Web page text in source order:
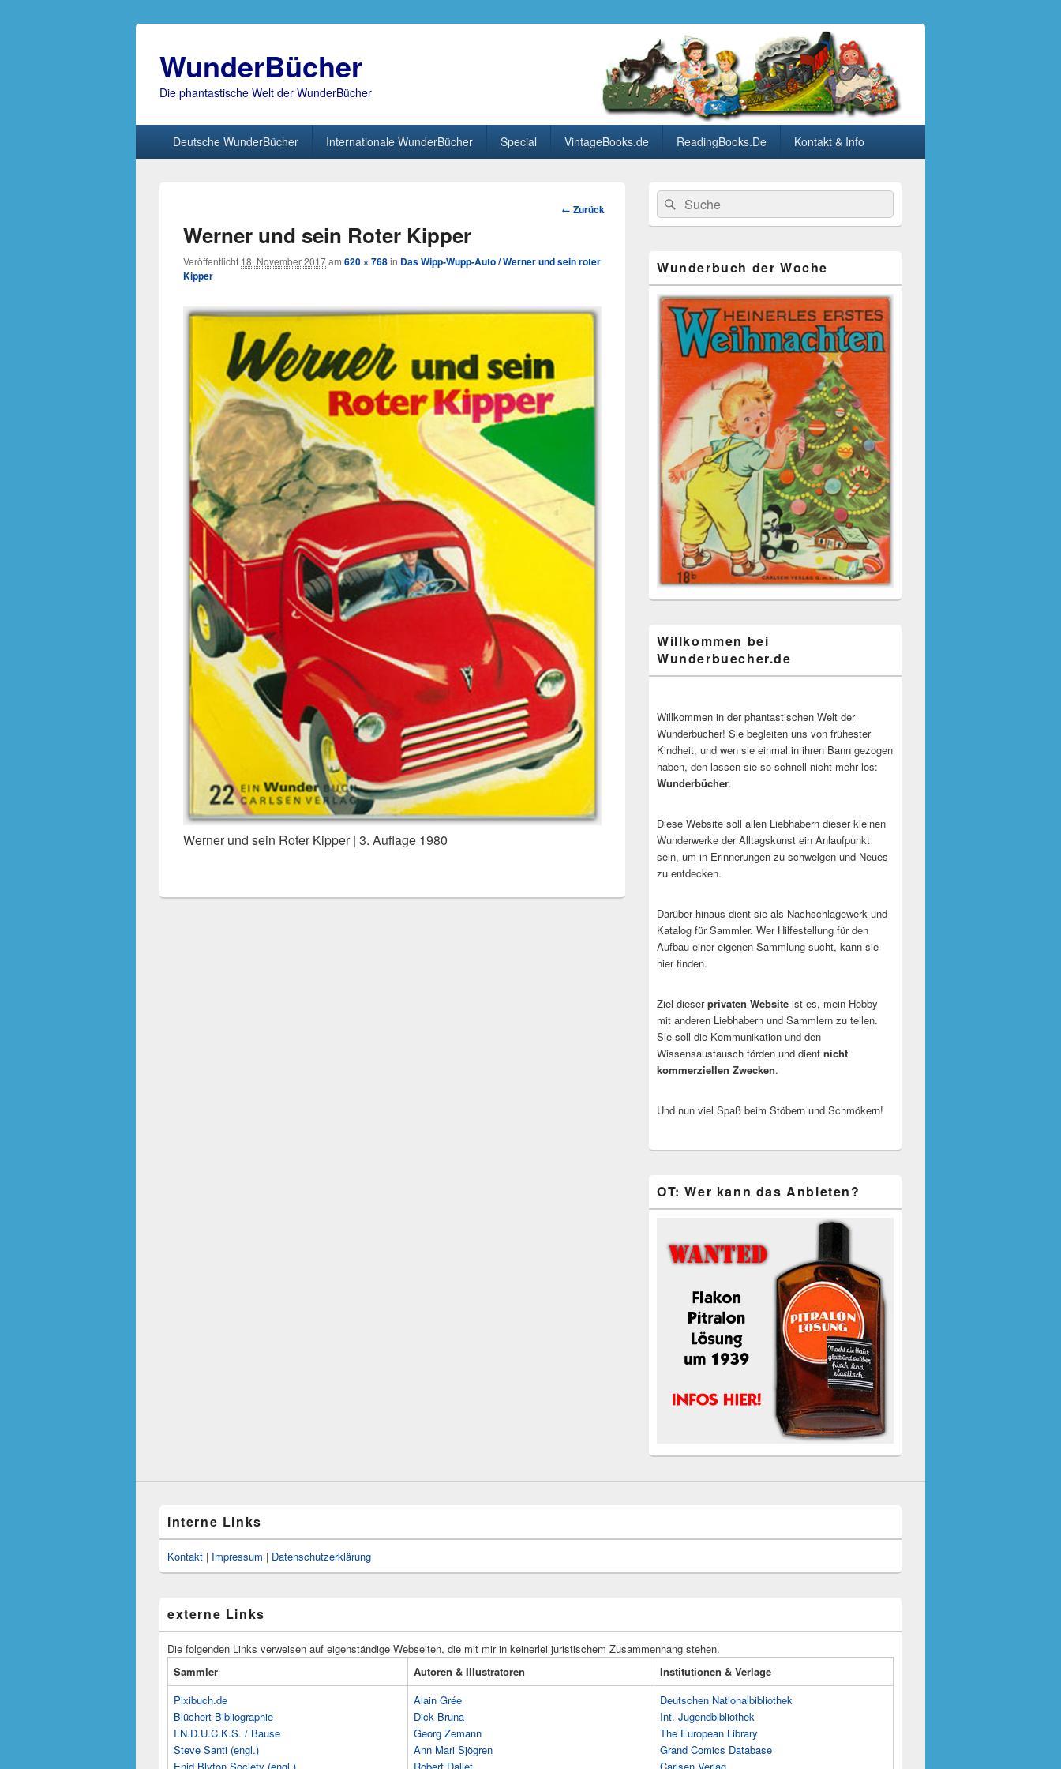
WunderBücher
Die phantastische Welt der WunderBücher
Deutsche WunderBücher Internationale WunderBücher Special VintageBooks.de ReadingBooks.De Kontakt & Info
Bild-
← Zurück
Werner und sein Roter Kipper
Veröffentlicht 18. November 2017am 620 × 768in Das Wipp-Wupp-Auto / Werner und sein roter
Kipper
Werner und sein Roter Kipper | 3. Auflage 1980
Primärer
Seitenleisten
Widget-
Bereich
Search
for:
Suche
Wunderbuch der Woche
Willkommen bei
Wunderbuecher.de
Willkommen in der phantastischen Welt der
Wunderbücher! Sie begleiten uns von frühester
Kindheit, und wen sie einmal in ihren Bann gezogen
haben, den lassen sie so schnell nicht mehr los:
Wunderbücher.
Diese Website soll allen Liebhabern dieser kleinen
Wunderwerke der Alltagskunst ein Anlaufpunkt
sein, um in Erinnerungen zu schwelgen und Neues
zu entdecken.
Darüber hinaus dient sie als Nachschlagewerk und
Katalog für Sammler. Wer Hilfestellung für den
Aufbau einer eigenen Sammlung sucht, kann sie
hier finden.
Ziel dieserprivaten Website ist es, mein Hobby
mit anderen Liebhabern und Sammlern zu teilen.
Sie soll die Kommunikation und den
Wissensaustausch förden und dient nicht
kommerziellen Zwecken.
Und nun viel Spaß beim Stöbern und Schmökern!
OT: Wer kann das Anbieten?
interne Links
Kontakt | Impressum | Datenschutzerklärung
externe Links
Die folgenden Links verweisen auf eigenständige Webseiten, die mit mir in keinerlei juristischem Zusammenhang stehen.
Sammler
Autoren & Illustratoren
Institutionen & Verlage
Pixibuch.de
Blüchert Bibliographie
I.N.D.U.C.K.S. / Bause
Steve Santi (engl.)
Alain Grée
Dick Bruna
Georg Zemann
Ann Mari Sjögren
Deutschen Nationalbibliothek
Int. Jugendbibliothek
The European Library
Grand Comics Database